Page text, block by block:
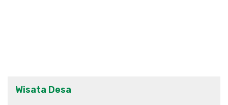
Wisata Desa